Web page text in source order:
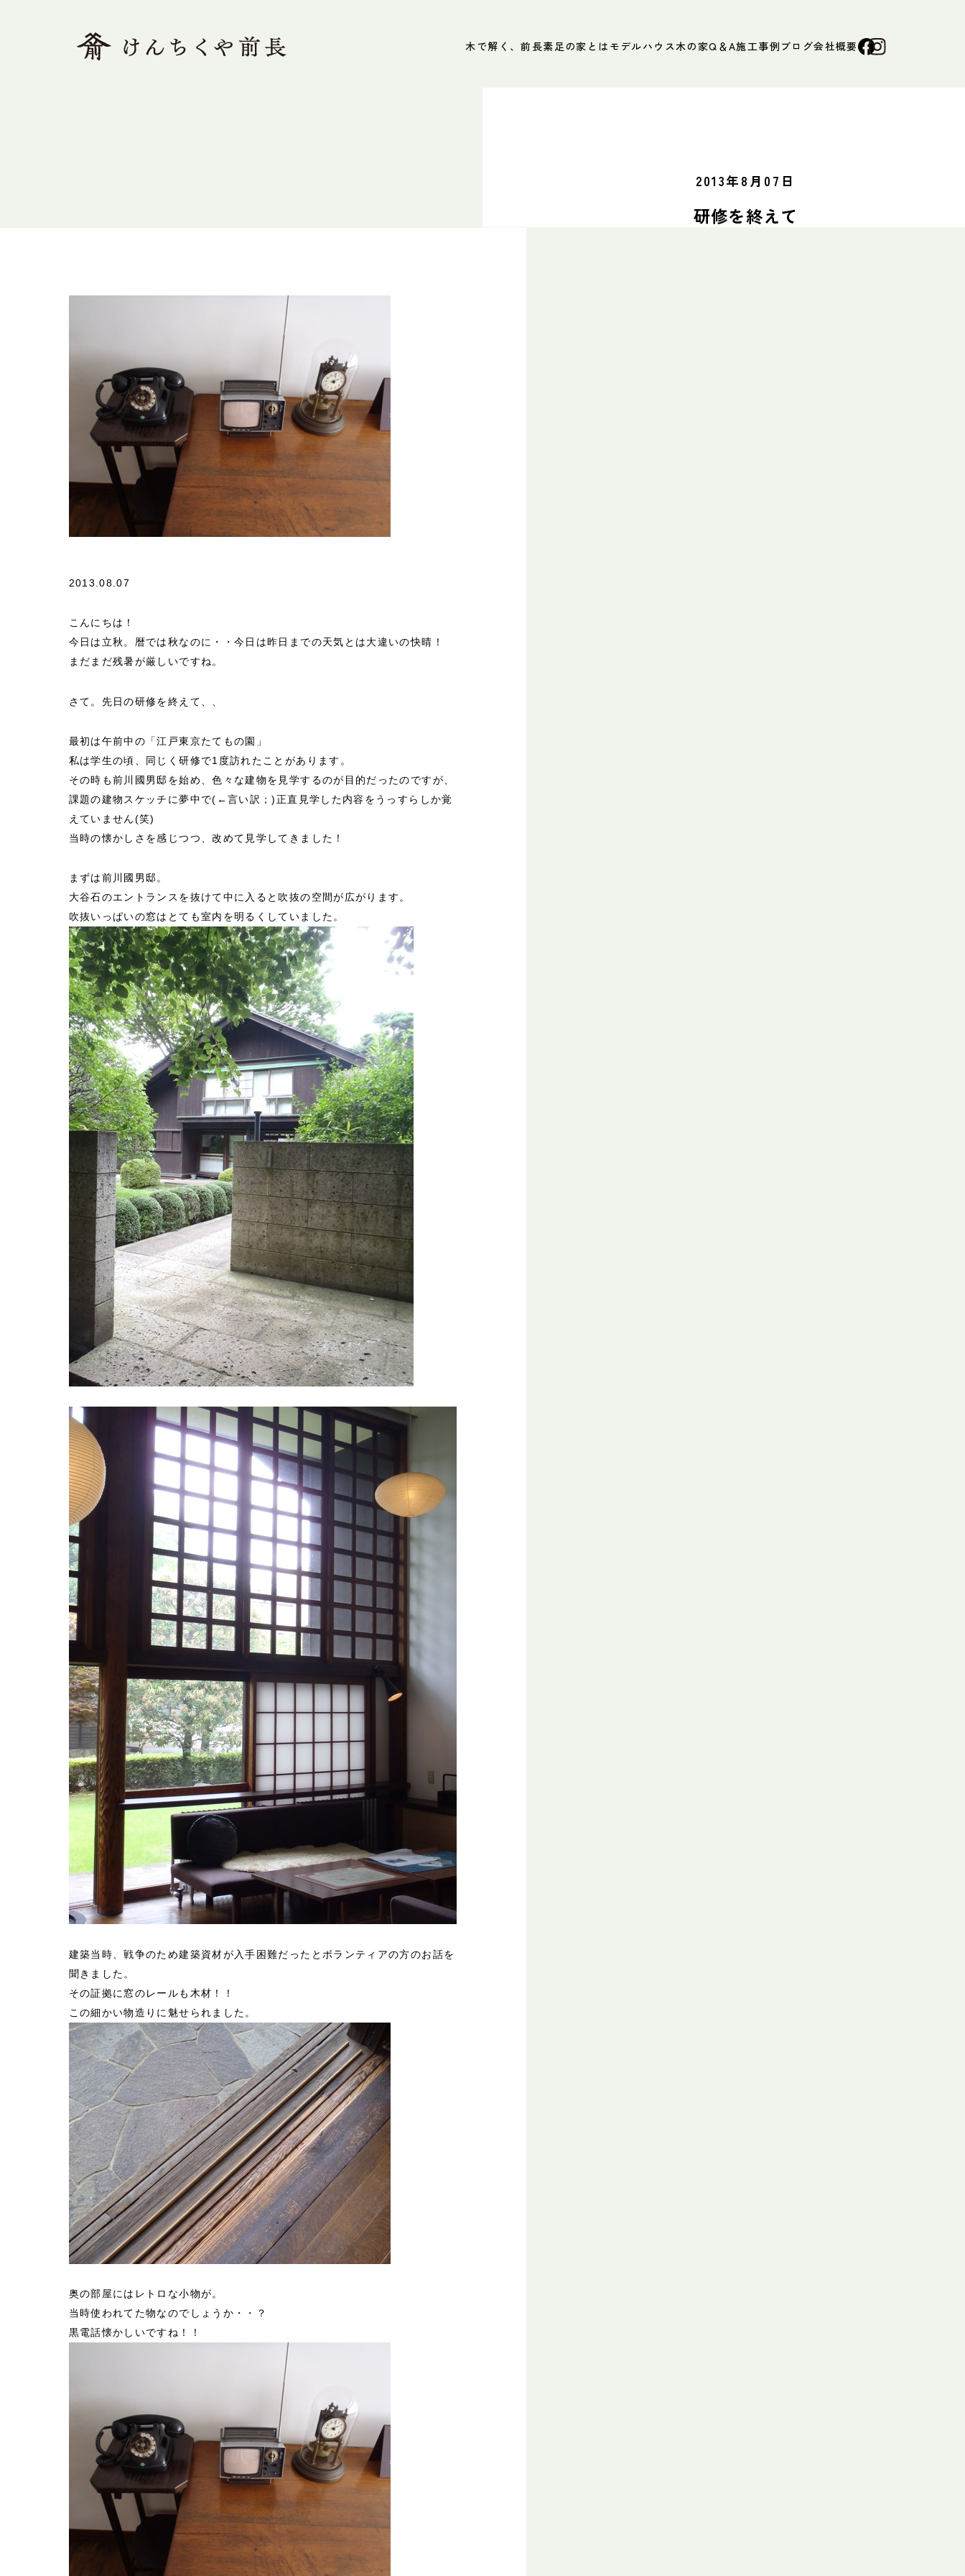
木で解く、前長素足の家とは モデルハウス木の家Q＆A施工事例 ブログ会社概要
2013年8月07日
研修を終えて
2013.08.07
こんにちは！
今日は立秋。暦では秋なのに・・今日は昨日までの天気とは大違いの快晴！
まだまだ残暑が厳しいですね。
さて。先日の研修を終えて、、
最初は午前中の「江戸東京たてもの園」
私は学生の頃、同じく研修で1度訪れたことがあります。
その時も前川國男邸を始め、色々な建物を見学するのが目的だったのですが、
課題の建物スケッチに夢中で(←言い訳；)正直見学した内容をうっすらしか覚
えていません(笑)
当時の懐かしさを感じつつ、改めて見学してきました！
まずは前川國男邸。
大谷石のエントランスを抜けて中に入ると吹抜の空間が広がります。
吹抜いっぱいの窓はとても室内を明るくしていました。
建築当時、戦争のため建築資材が入手困難だったとボランティアの方のお話を
聞きました。
その証拠に窓のレールも木材！！
この細かい物造りに魅せられました。
奥の部屋にはレトロな小物が。
当時使われてた物なのでしょうか・・？
黒電話懐かしいですね！！